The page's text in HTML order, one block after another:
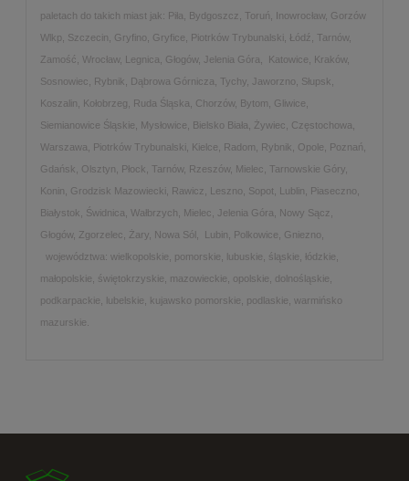
paletach do takich miast jak: Piła, Bydgoszcz, Toruń, Inowrocław, Gorzów
Wlkp, Szczecin, Gryfino, Gryfice, Piotrków Trybunalski, Łódź, Tarnów,
Zamość, Wrocław, Legnica, Głogów, Jelenia Góra, Katowice, Kraków,
Sosnowiec, Rybnik, Dąbrowa Górnicza, Tychy, Jaworzno, Słupsk,
Koszalin, Kołobrzeg, Ruda Śląska, Chorzów, Bytom, Gliwice,
Siemianowice Śląskie, Mysłowice, Bielsko Biała, Żywiec, Częstochowa,
Warszawa, Piotrków Trybunalski, Kielce, Radom, Rybnik, Opole, Poznań,
Gdańsk, Olsztyn, Płock, Tarnów, Rzeszów, Mielec, Tarnowskie Góry,
Konin, Grodzisk Mazowiecki, Rawicz, Leszno, Sopot, Lublin, Piaseczno,
Białystok, Świdnica, Wałbrzych, Mielec, Jelenia Góra, Nowy Sącz,
Głogów, Zgorzelec, Żary, Nowa Sól, Lubin, Polkowice, Gniezno,
województwa: wielkopolskie, pomorskie, lubuskie, śląskie, łódzkie,
małopolskie, świętokrzyskie, mazowieckie, opolskie, dolnośląskie,
podkarpackie, lubelskie, kujawsko pomorskie, podlaskie, warmińsko
mazurskie.